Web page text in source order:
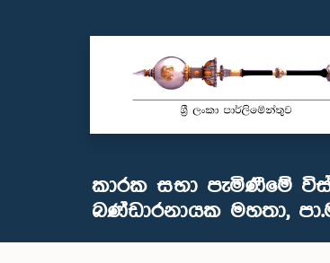
කාරක සභා පැමිණීමේ
බණ්ඩාරනායක මහතා,